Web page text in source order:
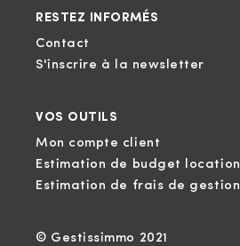
RESTEZ INFORMÉS
Contact
S'inscrire à la newsletter
VOS OUTILS
Mon compte client
Estimation de budget location
Estimation de frais de gestion
© Gestissimmo 2021